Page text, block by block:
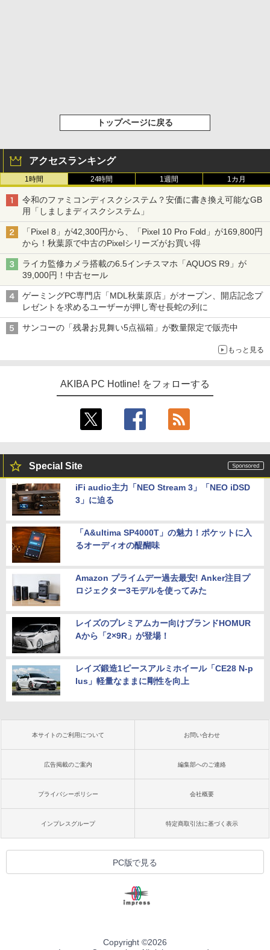
トップページに戻る
アクセスランキング
1時間 24時間 1週間 1カ月
令和のファミコンディスクシステム？安価に書き換え可能なGB
用「しましまディスクシステム」
「Pixel 8」が42,300円から、「Pixel 10 Pro Fold」が169,800円
から！秋葉原で中古のPixelシリーズがお買い得
ライカ監修カメラ搭載の6.5インチスマホ「AQUOS R9」が
39,000円！中古セール
ゲーミングPC専門店「MDL秋葉原店」がオープン、開店記念プ
レゼントを求めるユーザーが押し寄せ長蛇の列に
サンコーの「残暑お見舞い5点福箱」が数量限定で販売中
もっと見る
AKIBA PC Hotline! をフォローする
Special Site
iFi audio主力「NEO Stream 3」「NEO iDSD
3」に迫る
「A&ultima SP4000T」の魅力！ポケットに入
るオーディオの醍醐味
Amazon プライムデー過去最安! Anker注目プ
ロジェクター3モデルを使ってみた
レイズのプレミアムカー向けブランドHOMUR
Aから「2×9R」が登場！
レイズ鍛造1ピースアルミホイール「CE28 N-p
lus」軽量なままに剛性を向上
本サイトのご利用について お問い合わせ
広告掲載のご案内 編集部へのご連絡
プライバシーポリシー 会社概要
インプレスグループ 特定商取引法に基づく表示
PC版で見る
Copyright ©2026